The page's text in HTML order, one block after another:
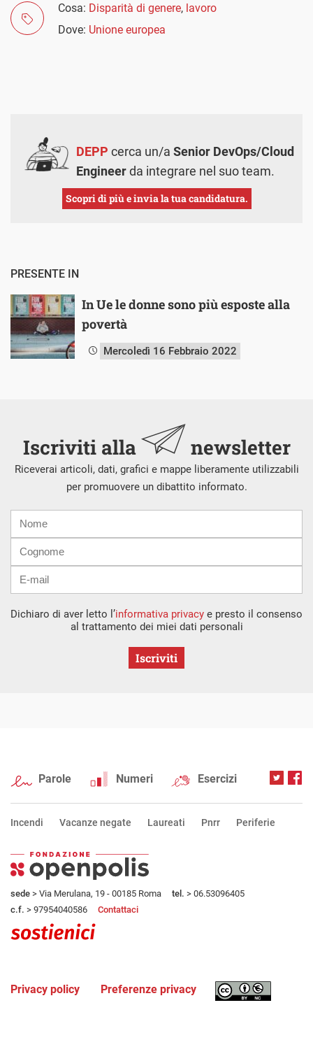
Cosa: Disparità di genere, lavoro
Dove: Unione europea
DEPP cerca un/a Senior DevOps/Cloud
Engineerda integrare nel suo team.
Scopri di più e invia la tua candidatura.
PRESENTE IN
In Ue le donne sono più esposte alla
povertà
Mercoledì 16 Febbraio 2022
Iscriviti alla newsletter
Riceverai articoli, dati, grafici e mappe liberamente utilizzabili
per promuovere un dibattito informato.
mail
Dichiaro di aver letto l’informativa privacy e presto il consenso
al trattamento dei miei dati personali
Iscriviti
Parole Numeri Esercizi
Incendi Vacanze negate Laureati Pnrr Periferie
sede > Via Merulana, 19 - 00185 Roma tel. > 06.53096405
c.f. > 97954040586 Contattaci
Privacy policy Preferenze privacy